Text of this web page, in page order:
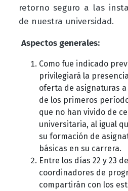
retorno seguro a las
de nuestra universidad.
Aspectos generales:
Como fue indicado
privilegiará la
oferta de asignaturas
de los primeros
que no han vivido de
universitaria, al igual
su formación de
básicas en su carrera.
Entre los días 22 y 23
coordinadores de
compartirán con los